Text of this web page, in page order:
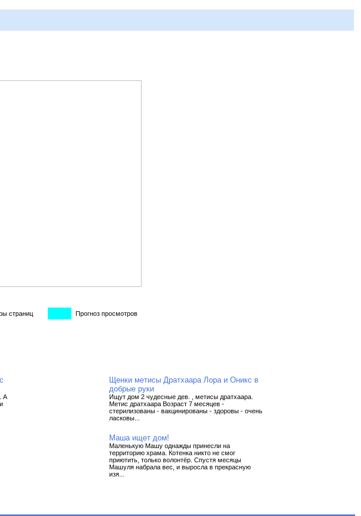
страниц Прогноз просмотров
А
Щенки метисы Дратхаара Лора и Оникс в
добрые руки
Ищут дом 2 чудесные дев. , метисы дратхаара.
Метис дратхаара Возраст 7 месяцев -
стерилизованы - вакцинированы - здоровы - очень
ласковы...
Маша ищет дом!
Маленькую Машу однажды принесли на
территорию храма. Котенка никто не смог
приютить, только волонтёр. Спустя месяцы
Машуля набрала вес, и выросла в прекрасную
изя...